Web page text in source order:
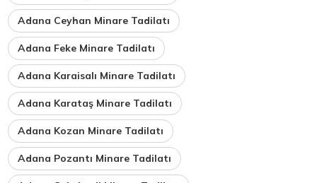
Adana Ceyhan Minare Tadilatı
Adana Feke Minare Tadilatı
Adana Karaisalı Minare Tadilatı
Adana Karataş Minare Tadilatı
Adana Kozan Minare Tadilatı
Adana Pozantı Minare Tadilatı